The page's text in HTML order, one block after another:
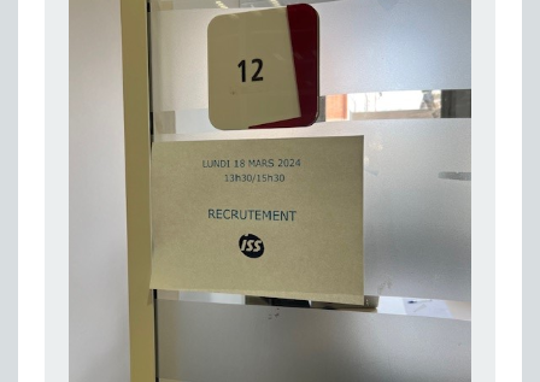
Publié le 27/03/2026
DOETH 2025: Fin de l'écrêtement
Déclarer son handicap à son employeur : un levier professionnel ?
Publié le 23/03/2026
Publié le 16/03/2026
Cap Emploi : L'accompagnement EXH c’est quoi ?